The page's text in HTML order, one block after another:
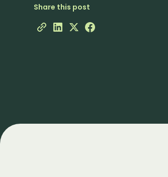
Share this post